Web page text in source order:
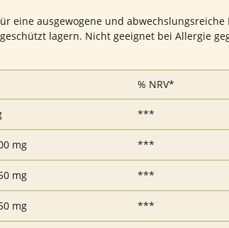
eine ausgewogene und abwechslungsreiche
lagern. Nicht geeignet bei Allergie
% NRV*
***
mg ***
mg ***
mg ***